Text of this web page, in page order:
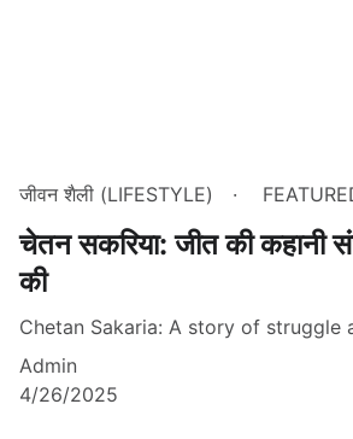
जीवन शैली (LIFESTYLE)
चेतन सकरिया: जीत की कहानी
की
Chetan Sakaria: A story of struggle
Admin
4/26/2025